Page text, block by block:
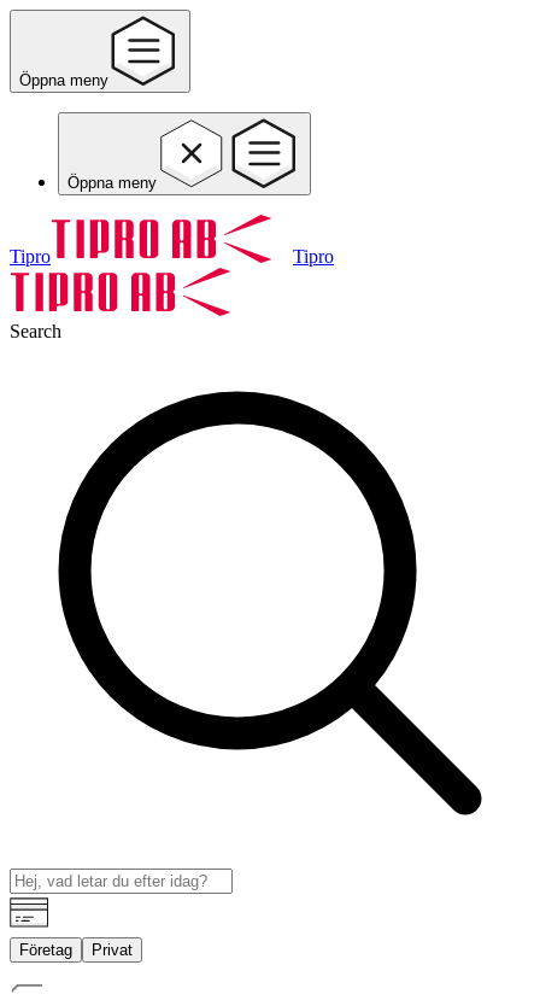
Öppna meny
Öppna meny
Tipro Tipro
Search
Företag Privat